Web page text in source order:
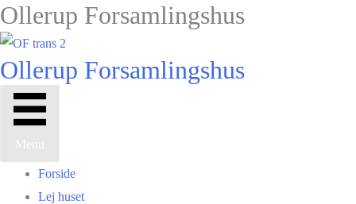
Gå
til
Ollerup Forsamlingshus
Ollerup Forsamlingshus
Menu
Forside
Lej huset